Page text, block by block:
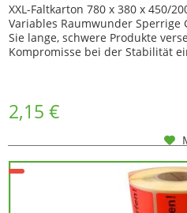
XXL-Faltkarton 780 x 380 x 450/
Variables Raumwunder
Sie lange, schwere Produkte
Kompromisse bei der Stabilität
2,15 €